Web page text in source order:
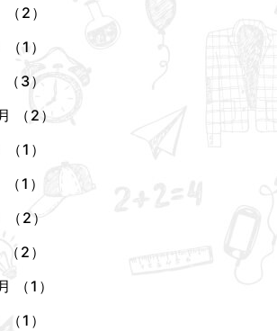
2）
1）
3）
（2）
1）
1）
2）
2）
（1）
1）